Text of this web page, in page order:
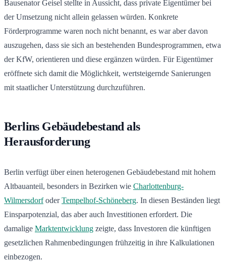
Bausenator Geisel stellte in Aussicht, dass private Eigentümer bei
der Umsetzung nicht allein gelassen würden. Konkrete
Förderprogramme waren noch nicht benannt, es war aber davon
auszugehen, dass sie sich an bestehenden Bundesprogrammen, etwa
der KfW, orientieren und diese ergänzen würden. Für Eigentümer
eröffnete sich damit die Möglichkeit, wertsteigernde Sanierungen
mit staatlicher Unterstützung durchzuführen.
Berlins Gebäudebestand als
Herausforderung
Berlin verfügt über einen heterogenen Gebäudebestand mit hohem
Altbauanteil, besonders in Bezirken wie Charlottenburg-
WilmersdorfoderTempelhof-Schöneberg. In diesen Beständen liegt
Einsparpotenzial, das aber auch Investitionen erfordert. Die
damalige Marktentwicklung zeigte, dass Investoren die künftigen
gesetzlichen Rahmenbedingungen frühzeitig in ihre Kalkulationen
einbezogen.